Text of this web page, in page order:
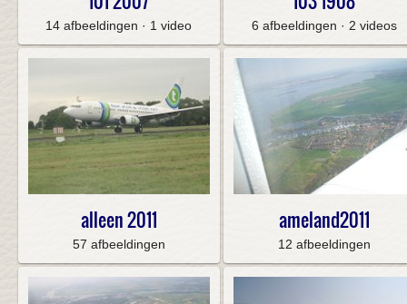
14 afbeeldingen · 1 video 6 afbeeldingen · 2 videos
alleen 2011
57 afbeeldingen
ameland2011
12 afbeeldingen